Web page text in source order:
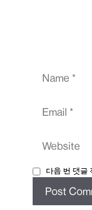
다음 번 댓글